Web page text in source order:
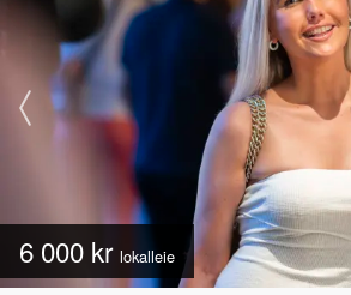
6 000 kr lokalleie